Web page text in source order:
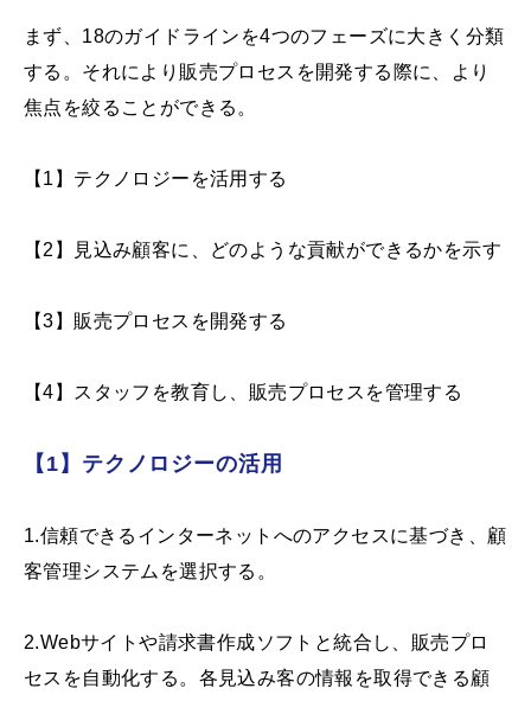
まず、18のガイドラインを4つのフェーズに大きく分類
する。それにより販売プロセスを開発する際に、より
焦点を絞ることができる。
【1】テクノロジーを活用する
【2】見込み顧客に、どのような貢献ができるかを示す
【3】販売プロセスを開発する
【4】スタッフを教育し、販売プロセスを管理する
【1】テクノロジーの活用
1.信頼できるインターネットへのアクセスに基づき、顧
客管理システムを選択する。
2.Webサイトや請求書作成ソフトと統合し、販売プロ
セスを自動化する。各見込み客の情報を取得できる顧